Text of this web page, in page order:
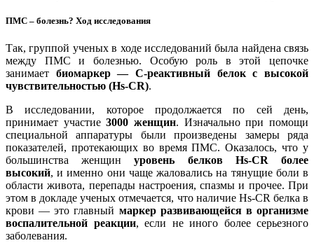
ПМС – болезнь? Ход исследования
Так, группой ученых в ходе исследований была найдена связь
между ПМС и болезнью. Особую роль в этой цепочке
занимает биомаркер — С-реактивный белок с высокой
чувствительностью (Hs-CR).
В исследовании, которое продолжается по сей день,
принимает участие3000 женщин. Изначально при помощи
специальной аппаратуры были произведены замеры ряда
показателей, протекающих во время ПМС. Оказалось, что у
большинства женщинуровень белков Hs-CR более
высокий, и именно они чаще жаловались на тянущие боли в
области живота, перепады настроения, спазмы и прочее. При
этом в докладе ученых отмечается, что наличие Hs-CR белка в
крови — это главный маркер развивающейся в организме
воспалительной реакции, если не иного более серьезного
заболевания.